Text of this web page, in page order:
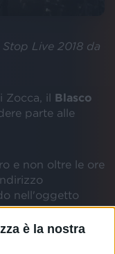
è la nostra
Live 2018 da
Zocca, il Blasco
parte alle
e non oltre le ore
nell'oggetto